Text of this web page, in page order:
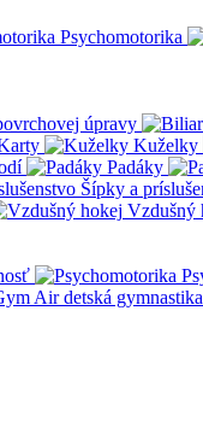
Psychomotorika
úpravy
Kuželky
Padáky
Šípky a
Vzdušný
Air detská gymnastika